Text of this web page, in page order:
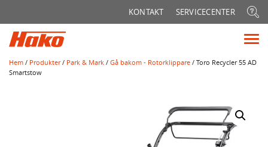
KONTAKT SERVICECENTER
Hem / Produkter/ Park & Mark / Gå bakom - Rotorklippare / Toro Recycler 55 AD
Smartstow